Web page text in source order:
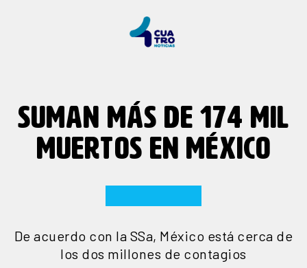
SUMAN MÁS DE 174 MIL
MUERTOS EN MÉXICO
De acuerdo con la SSa, México está cerca de
los dos millones de contagios